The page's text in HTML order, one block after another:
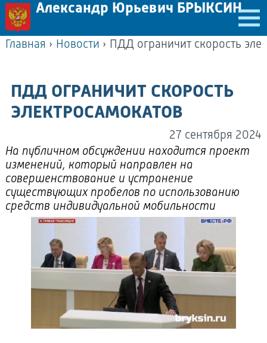
Александр Юрьевич БРЫКСИН
Главная › Новости › ПДД ограничит скорость
ПДД ОГРАНИЧИТ СКОРОСТЬ
ЭЛЕКТРОСАМОКАТОВ
27 сентября 2024
На публичном обсуждении находится проект
изменений, который направлен на
совершенствование и устранение
существующих пробелов по использованию
средств индивидуальной мобильности